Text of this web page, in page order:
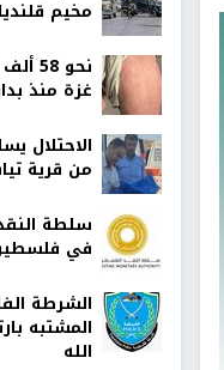
مخيم
نحو
غزة منذ
الاحتلال
من قرية
سلطة
في فلسطين إلى 73%
الشرطة
المشتبه
الله